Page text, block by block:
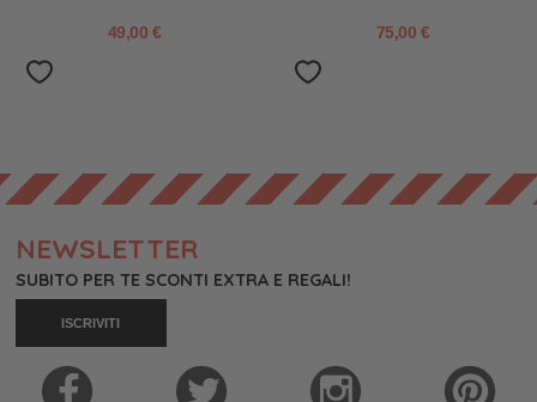
Apprendimento STEM!
49,00 € 75,00 €
NEWSLETTER
SUBITO PER TE SCONTI EXTRA E REGALI!
ISCRIVITI